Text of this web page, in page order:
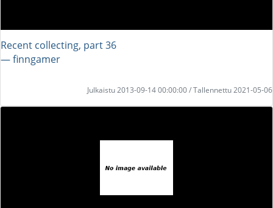
Recent collecting, part 36
― finngamer
Julkaistu 2013-09-14 00:00:00 / Tallennettu 2021-05-06